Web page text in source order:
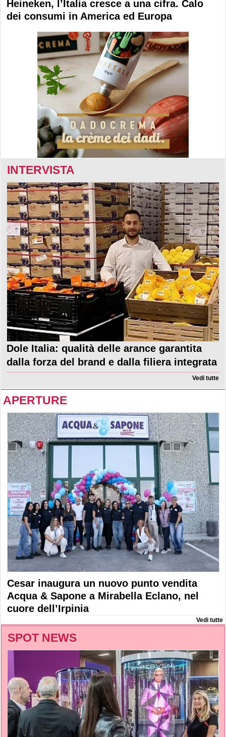
Heineken, l’Italia cresce a una cifra. Calo
dei consumi in America ed Europa
INTERVISTA
Dole Italia: qualità delle arance garantita
dalla forza del brand e dalla filiera integrata
Vedi tutte
APERTURE
Cesar inaugura un nuovo punto vendita
Acqua & Sapone a Mirabella Eclano, nel
cuore dell’Irpinia
Vedi tutte
SPOT NEWS